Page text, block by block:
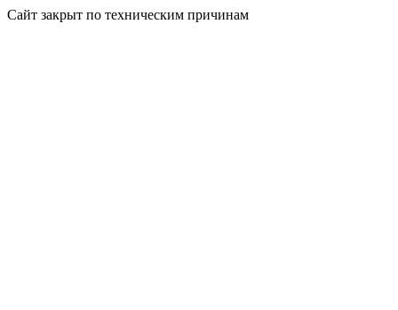
Сайт закрыт по техническим причинам